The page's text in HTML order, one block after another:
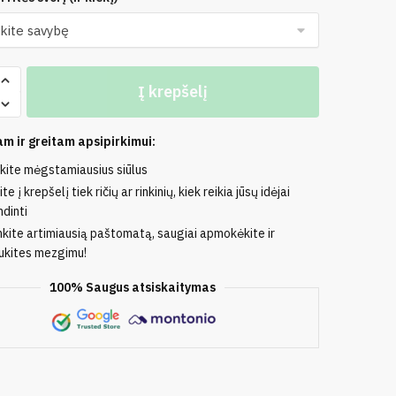
Į krepšelį
ir greitam apsipirkimui:
mėgstamiausius siūlus
į krepšelį tiek ričių ar rinkinių, kiek reikia jūsų idėjai
artimiausią paštomatą, saugiai apmokėkite ir
mezgimu!
100% Saugus atsiskaitymas